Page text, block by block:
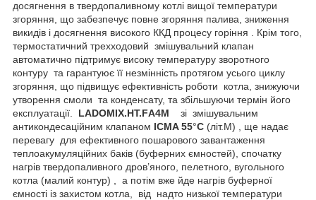
досягнення в твердопаливному котлі вищої температури
згоряння, що забезпечує повне згоряння палива, зниження
викидів і досягнення високого ККД процесу горіння . Крім того,
термостатичний трехходовий змішувальний клапан
автоматично підтримує високу температуру зворотного
контуру та гарантуює її незмінність протягом усього циклу
згоряння, що підвищує ефективність роботи котла, знижуючи
утворення смоли та конденсату, та збільшуючи термін його
експлуатації. LADOMIX.HT.FА4M
зі змішувальним
антикондесаційним клапаном ICMA 55°C (літ.М) , ще надає
перевагу для ефективного пошарового завантаження
теплоакумуляційних баків (буферних ємностей), спочатку
нагрів твердопаливного дров’яного, пелетного, вугольного
котла (малий контур) , а потім вже йде нагрів буферної
ємності із захистом котла, від надто низької температури